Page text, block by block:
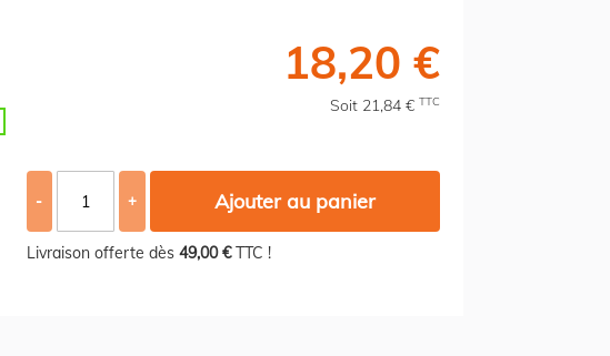
18,20 €
Soit 21,84 € TTC
- + Ajouter au panier
Livraison offerte dès 49,00 €TTC !